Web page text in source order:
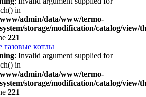
in
admin/data/www/termo-
storage/modification/catalog/view/
221
газовые котлы
: Invalid argument supplied for
in
admin/data/www/termo-
storage/modification/catalog/view/
221